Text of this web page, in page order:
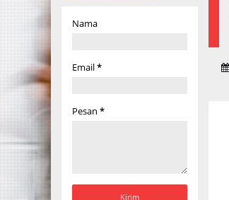
o
o
k
t
t
e
r
a
r
e
Nama
Email*
Pesan *